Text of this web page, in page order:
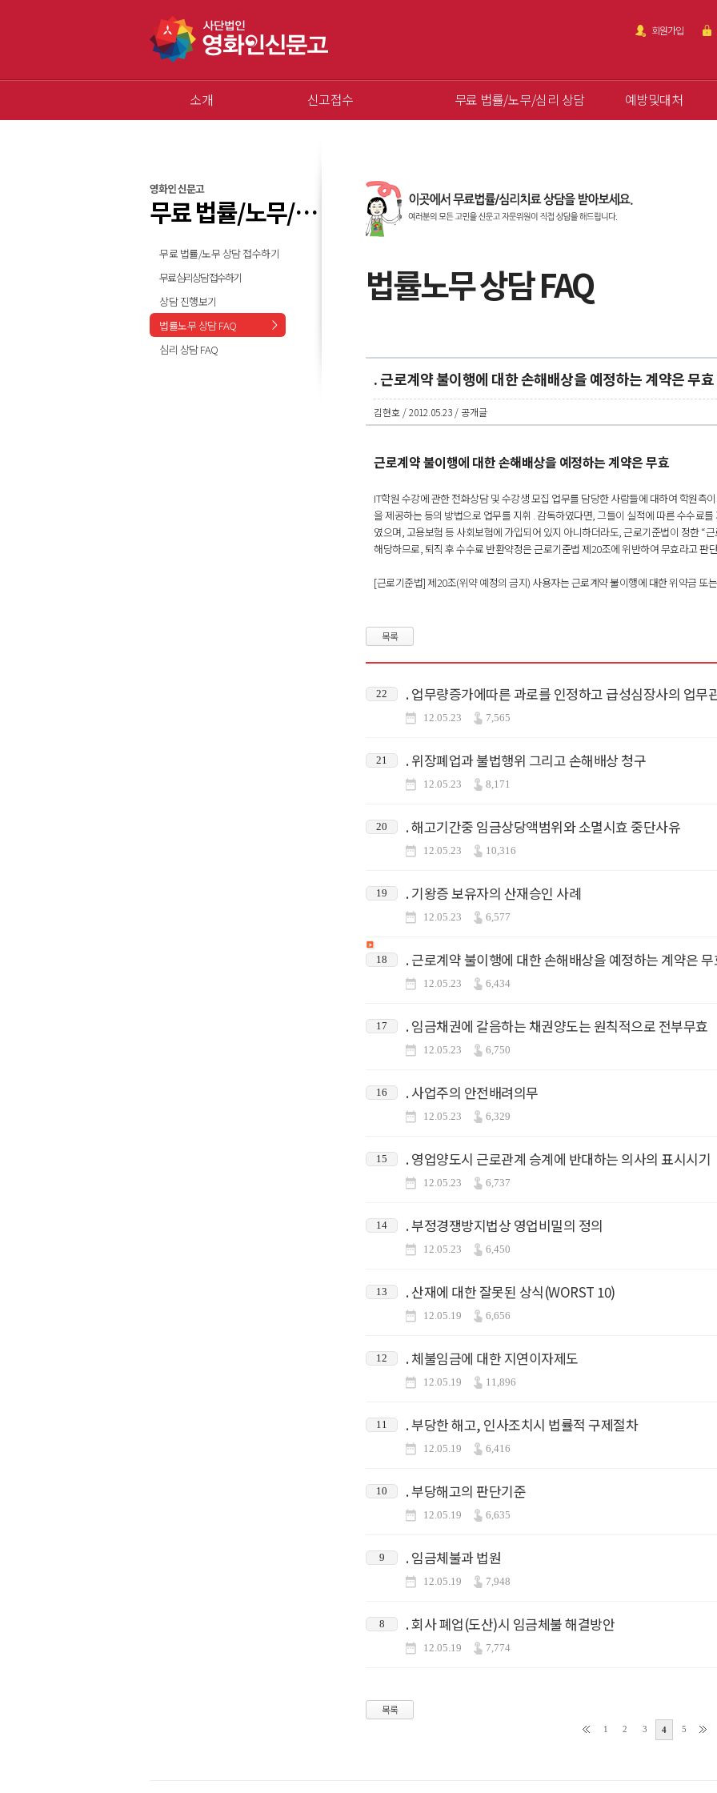
회원가입
소개 신고접수 무료 법률/노무/심리 상담 예방및대처
영화인 신문고
무료 법률/노무/심리 상담
무료 법률/노무 상담 접수하기
무료 심리상담 접수하기
상담 진행보기
법률노무 상담 FAQ
심리 상담 FAQ
법률노무 상담 FAQ
. 근로계약 불이행에 대한 손해배상을 예정하는 계약은 무효
김현호 / 2012.05.23 / 공개글
근로계약 불이행에 대한 손해배상을 예정하는 계약은 무효
IT학원 수강에 관한 전화상담 및 수강생 모집 업무를 담당한 사람들에 대하여 학원측
을 제공하는 등의 방법으로 업무를 지휘 . 감독하였다면, 그들이 실적에 따른 수수료
였으며, 고용보험 등 사회보험에 가입되어 있지 아니하더라도, 근로기준법이 정한 “
해당하므로, 퇴직 후 수수료 반환약정은 근로기준법 제20조에 위반하여 무효라고 판
[근로기준법] 제20조(위약 예정의 금지) 사용자는 근로계약 불이행에 대한 위약금 또
목록
22 . 업무량증가에따른 과로를 인정하고 급성심장사의 업무
12.05.23 7,565
21 . 위장폐업과 불법행위 그리고 손해배상 청구
12.05.23 8,171
20 . 해고기간중 임금상당액범위와 소멸시효 중단사유
12.05.23 10,316
19 . 기왕증 보유자의 산재승인 사례
12.05.23 6,577
18 . 근로계약 불이행에 대한 손해배상을 예정하는 계약은
12.05.23 6,434
17 . 임금채권에 갈음하는 채권양도는 원칙적으로 전부무효
12.05.23 6,750
16 . 사업주의 안전배려의무
12.05.23 6,329
15 . 영업양도시 근로관계 승계에 반대하는 의사의 표시시기
12.05.23 6,737
14 . 부정경쟁방지법상 영업비밀의 정의
12.05.23 6,450
13 . 산재에 대한 잘못된 상식(WORST 10)
12.05.19 6,656
12 . 체불임금에 대한 지연이자제도
12.05.19 11,896
11 . 부당한 해고, 인사조치시 법률적 구제절차
12.05.19 6,416
10 . 부당해고의 판단기준
12.05.19 6,635
9 . 임금체불과 법원
12.05.19 7,948
8 . 회사 폐업(도산)시 임금체불 해결방안
12.05.19 7,774
목록
1 2 3 4 5